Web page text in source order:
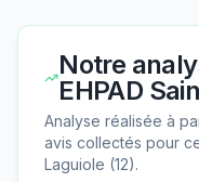
Notre
EHPAD
Analyse réalisée à
avis collectés pour
Laguiole (12).